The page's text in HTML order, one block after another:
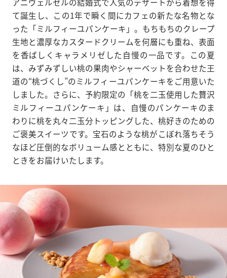
て誕生し、この1年で瞬く間にカフェの新たな名物とな
った「ミルフィーユパンケーキ」。もちもちのクレープ
生地と濃厚なカスタードクリームを何層にも重ね、表面
を香ばしくキャラメリゼした自慢の一品です。この夏
は、みずみずしい桃の果肉やシャーベットを合わせた王
道の“桃づくし”のミルフィーユパンケーキをご用意いた
しました。さらに、予約限定の「桃を二玉使用した贅沢
ミルフィーユパンケーキ」は、自慢のパンケーキのま
わりに桃を丸々二玉分トッピングした、桃好きのための
ご褒美スイーツです。宝石のような桃がこぼれ落ちそう
なほど圧倒的なボリューム感とともに、特別な夏のひと
ときをお届けいたします。